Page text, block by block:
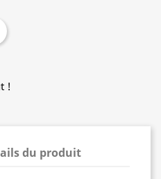
!
du produit